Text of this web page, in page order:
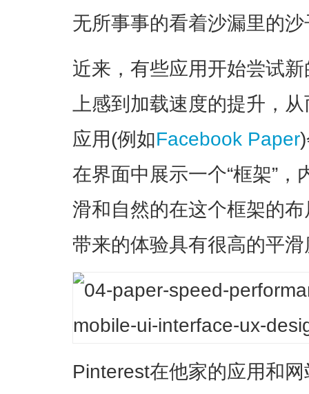
无所事事的看着沙漏里的
近来，有些应用开始尝试
上感到加载速度的提升，
应用(例如Facebook Paper
在界面中展示一个“框架”
滑和自然的在这个框架的
带来的体验具有很高的平滑
Pinterest在他家的应用和